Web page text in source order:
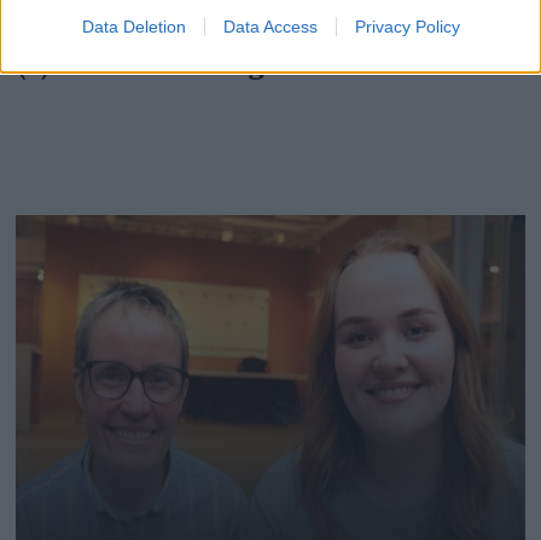
Data Deletion Data Access Privacy Policy